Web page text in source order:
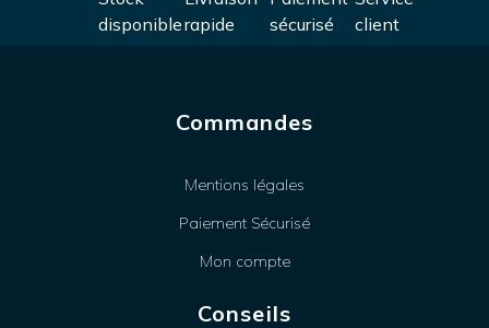
disponiblerapide
sécurisé
client
Commandes
Mentions légales
Paiement Sécurisé
Mon compte
Conseils